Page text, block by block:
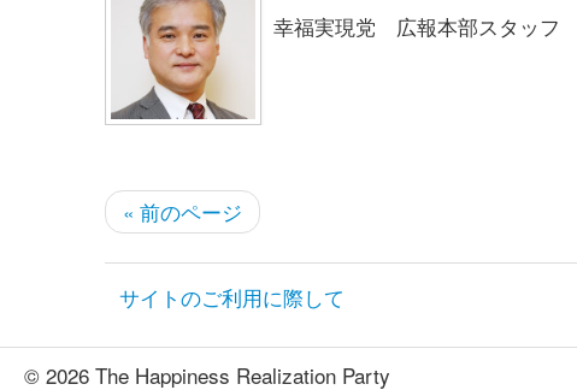
幸福実現党 広報本部スタッフ
« 前のページ
サイトのご利用に際して
© 2026 The Happiness Realization Party